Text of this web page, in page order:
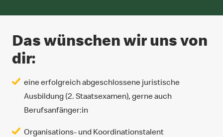
Das wünschen wir uns von
dir:
eine erfolgreich abgeschlossene juristische
Ausbildung (2. Staatsexamen), gerne auch
Berufsanfänger:in
Organisations- und Koordinationstalent